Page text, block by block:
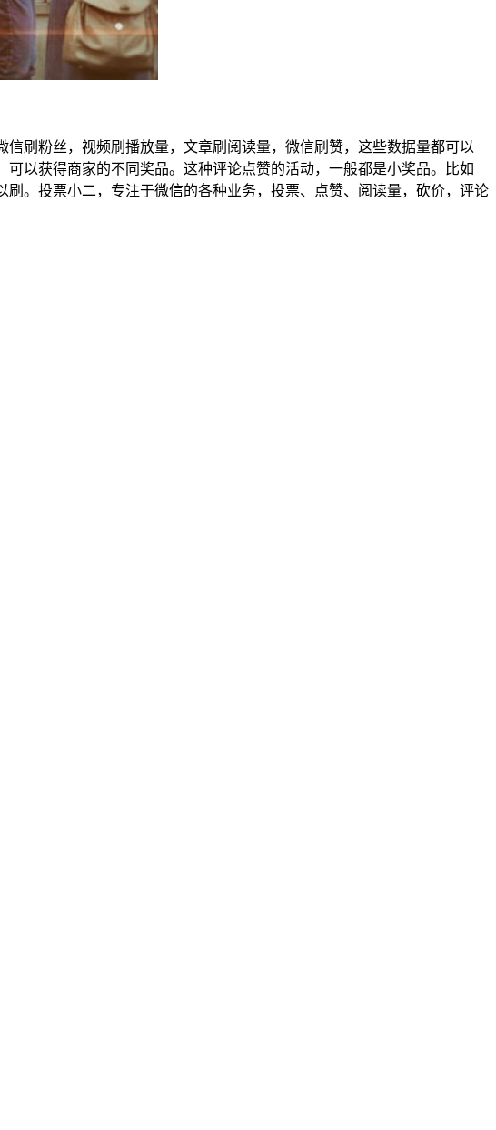
刷粉丝，视频刷播放量，文章刷阅读量，微信刷赞，这些数据量都可以
以获得商家的不同奖品。这种评论点赞的活动，一般都是小奖品。比如
。投票小二，专注于微信的各种业务，投票、点赞、阅读量，砍价，评论